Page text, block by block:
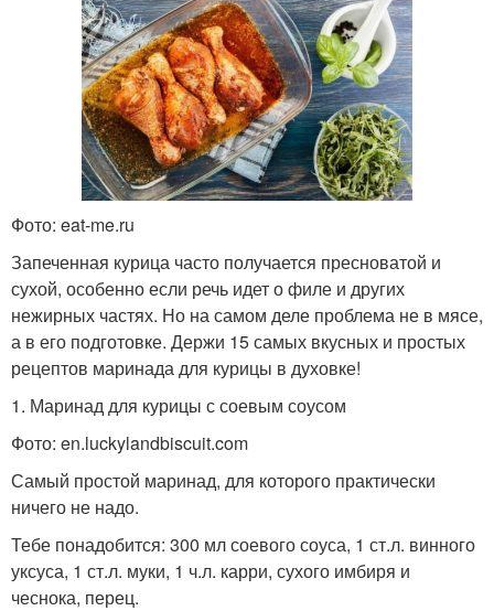
Фото: eat-me.ru
Запеченная курица часто получается пресноватой и
сухой, особенно если речь идет о филе и других
нежирных частях. Но на самом деле проблема не в мясе,
а в его подготовке. Держи 15 самых вкусных и простых
рецептов маринада для курицы в духовке!
1. Маринад для курицы с соевым соусом
Фото: en.luckylandbiscuit.com
Самый простой маринад, для которого практически
ничего не надо.
Тебе понадобится: 300 мл соевого соуса, 1 ст.л. винного
уксуса, 1 ст.л. муки, 1 ч.л. карри, сухого имбиря и
чеснока, перец.